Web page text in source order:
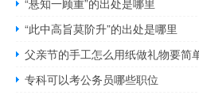
“此中高旨莫阶升”的出处是哪里
父亲节的手工怎么用纸做礼物要简
专科可以考公务员哪些职位